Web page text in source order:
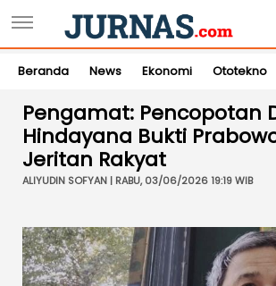
Beranda News Ekonomi Ototekno
Pengamat: Pencopotan
Hindayana Bukti
Jeritan Rakyat
ALIYUDIN SOFYAN | RABU, 03/06/2026 19:19 WIB